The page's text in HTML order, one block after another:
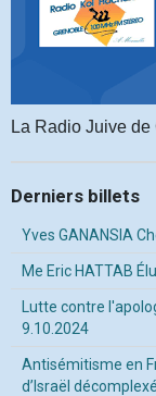
La Radio Juive de
Derniers billets
Yves GANANSIA
Me Eric HATTAB
Lutte contre
9.10.2024
Antisémitisme en
d’Israël